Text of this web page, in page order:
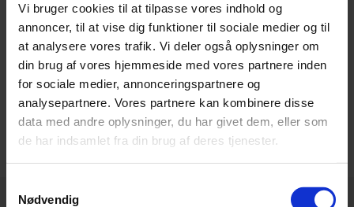
Vi bruger cookies til at tilpasse vores indhold og
annoncer, til at vise dig funktioner til sociale medier og til
at analysere vores trafik. Vi deler også oplysninger om
din brug af vores hjemmeside med vores partnere inden
for sociale medier, annonceringspartnere og
analysepartnere. Vores partnere kan kombinere disse
data med andre oplysninger, du har givet dem, eller som
de har indsamlet fra din brug af deres tjenester.
Nødvendig
IoT in the health sector
VIS FLERE